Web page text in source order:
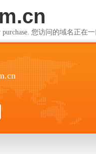
purchase. 您访问的域名正在